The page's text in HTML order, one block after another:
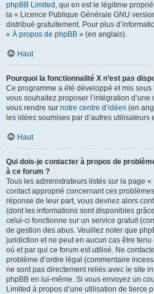
phpBB Limited , qui en est le légitime
la « Licence Publique Générale GNU
distribué gratuitement. Pour plus
« À propos de phpBB » (en anglais).
Haut
Pourquoi la fonctionnalité X n’est pas
Ce programme a été développé et mis
vous souhaitez proposer l’intégration
vous rendre sur notre centre d’idées (en
les idées soumises par d’autres utilisateurs
Haut
Qui dois-je contacter à propos de
à ce forum ?
Tous les administrateurs listés sur la page «
contact approprié concernant ces
réponse de leur part, vous devriez alors
(dont les informations sont disponibles
celui-ci fonctionne sur un service gratuit
de gestion des abus. Veuillez noter que
juridiction et ne peut en aucun cas être
où et par qui ce forum est utilisé. Ne
problème d’ordre légal (commentaire
ne sont pas directement reliés avec le site
phpBB en lui-même. Si vous envoyez un
Limited à propos d’une utilisation de tierce